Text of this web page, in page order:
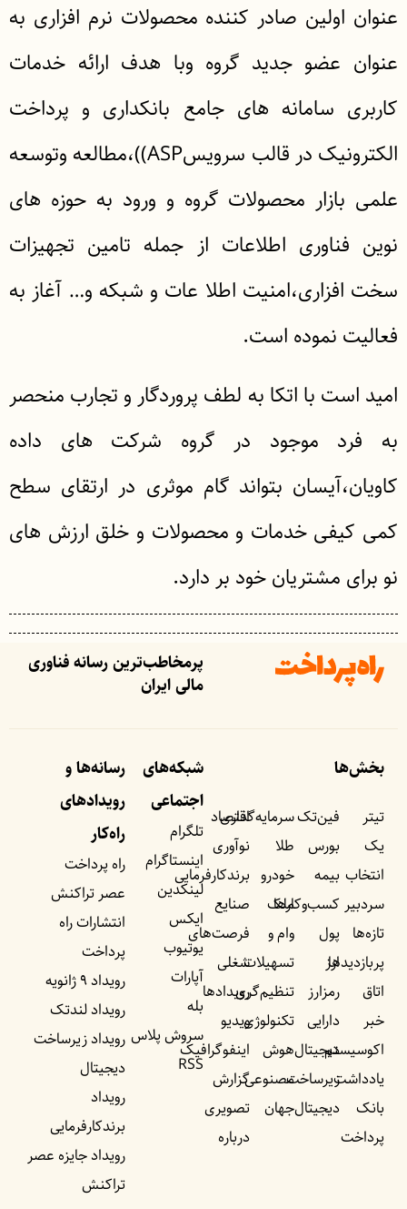
عنوان اولین صادر کننده محصولات نرم افزاری به
عنوان عضو جدید گروه وبا هدف ارائه خدمات
کاربری سامانه های جامع بانکداری و پرداخت
الکترونیک در قالب سرویسASP))،مطالعه وتوسعه
علمی بازار محصولات گروه و ورود به حوزه های
نوین فناوری اطلاعات از جمله تامین تجهیزات
سخت افزاری،امنیت اطلا عات و شبکه و… آغاز به
فعالیت نموده است.
امید است با اتکا به لطف پروردگار و تجارب منحصر
به فرد موجود در گروه شرکت های داده
کاویان،آیسان بتواند گام موثری در ارتقای سطح
کمی کیفی خدمات و محصولات و خلق ارزش های
نو برای مشتریان خود بر دارد.
پرمخاطب‌ترین رسانه فناوری
مالی ایران
بخش‌ها
تیتر
یک
انتخاب
سردبیر
تازه‌ها
پربازدید‌ها
اتاق
خبر
اکوسیستم
یادداشت‌
بانک
پرداخت
فین‌تک
بورس
بیمه
کسب‌وکار‌ها
پول
ارز
رمزارز
دارایی
دیجیتال
زیرساخت
دیجیتال
سرمایه‌گذاری
طلا
خودرو
ملک
وام و
تسهیلات
تنظیم‌گری
تکنولوژی
هوش
مصنوعی
جهان
اقتصاد
نوآوری
برندکارفرمایی
صنایع
فرصت‌های
شغلی
رویداد‌ها
ویدیو
اینفوگرافیک
گزارش
تصویری
درباره
شبکه‌های
اجتماعی
تلگرام
اینستاگرام
لینکدین
ایکس
یوتیوب
آپارات
بله
سروش پلاس
RSS
رسانه‌ها و
رویداد‌های
راه‌کار
راه پرداخت
عصر تراکنش
انتشارات راه
پرداخت
رویداد ۹ ژانویه
رویداد لندتک
رویداد زیرساخت
دیجیتال
رویداد
برندکارفرمایی
رویداد جایزه عصر
تراکنش